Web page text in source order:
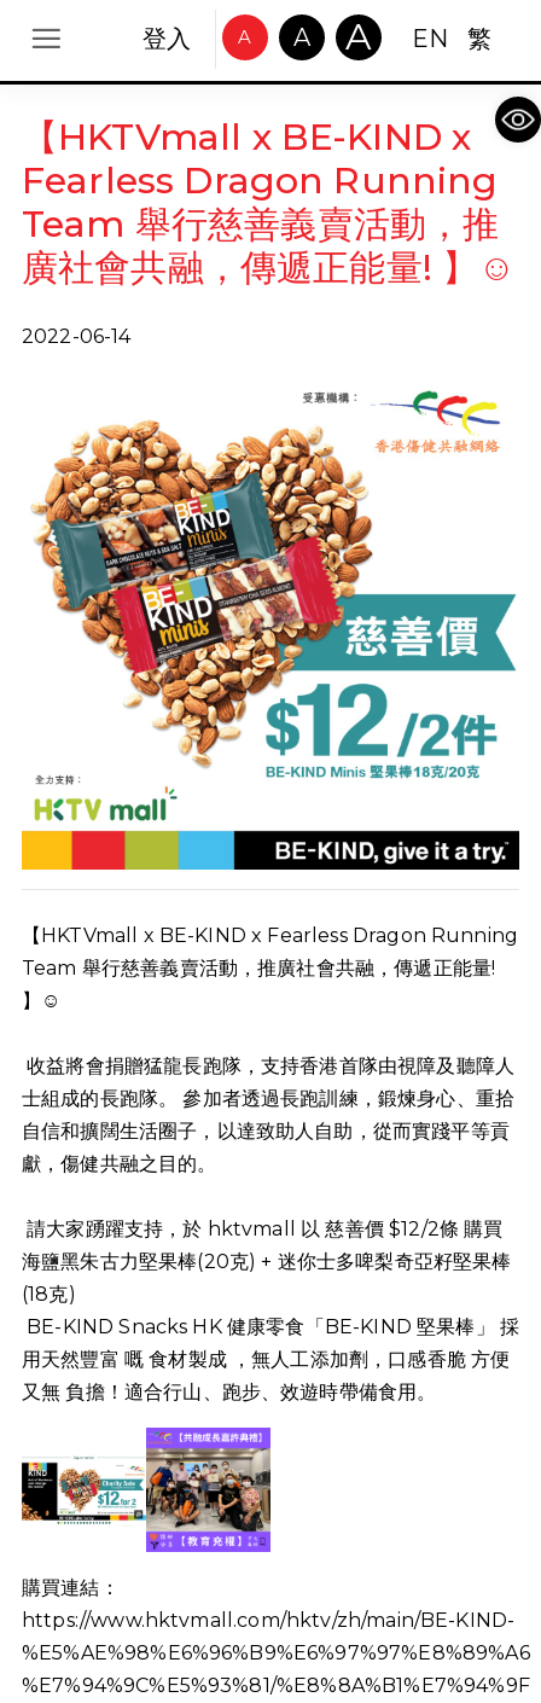
登入 A A A EN 繁
【HKTVmall x BE-KIND x
Fearless Dragon Running
Team 舉行慈善義賣活動，推
廣社會共融，傳遞正能量! 】☺️
2022-06-14
【HKTVmall x BE-KIND x Fearless Dragon Running
Team 舉行慈善義賣活動，推廣社會共融，傳遞正能量!
】☺️
收益將會捐贈猛龍長跑隊，支持香港首隊由視障及聽障人
士組成的長跑隊。 參加者透過長跑訓練，鍛煉身心、重拾
自信和擴闊生活圈子，以達致助人自助，從而實踐平等貢
獻，傷健共融之目的。
請大家踴躍支持，於 hktvmall 以 慈善價 $12/2條 購買
海鹽黑朱古力堅果棒(20克) + 迷你士多啤梨奇亞籽堅果棒
(18克)
BE-KIND Snacks HK 健康零食「BE-KIND 堅果棒」 採
用天然豐富 嘅 食材製成 ，無人工添加劑，口感香脆 方便
又無 負擔！適合行山、跑步、效遊時帶備食用。
購買連結：
https://www.hktvmall.com/hktv/zh/main/BE-KIND-
%E7%94%9C%E5%93%81/%E8%8A%B1%E7%94%9F-